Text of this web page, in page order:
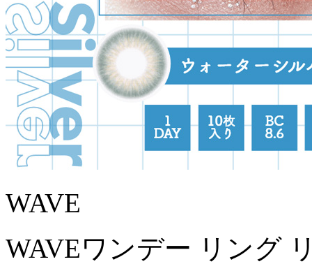
WAVE
WAVEワンデー リング